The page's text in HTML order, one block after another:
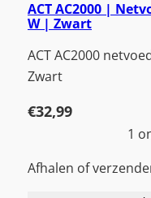
ACT AC2000 |
W | Zwart
ACT AC2000
Zwart
€32,99
1
Afhalen of